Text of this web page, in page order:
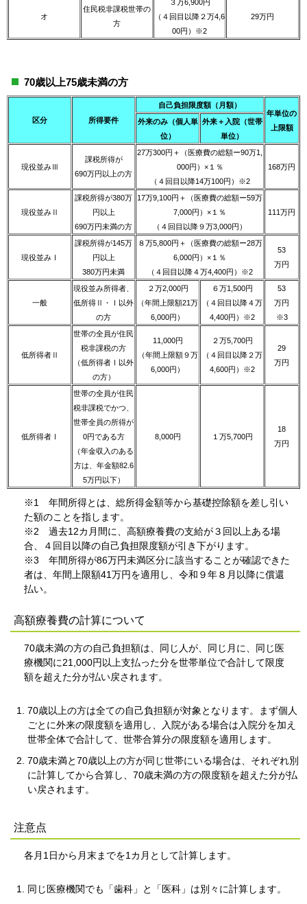
オ
住民税非課税世帯の
方
３万6,900円
（４回目以降２万4,6
00円）※2
29万円
70歳以上75歳未満の方
区分 所得要件
自己負担限度額（月額）
年単位の
上限額
外来のみ（個人単
位）
外来＋入院（世帯
単位）
現役並みⅢ
課税所得が
690万円以上の方
27万300円＋（医療費の総額ー90万1,
000円）×１％
（４回目以降14万100円）※2
168万円
現役並みⅡ
課税所得が380万
円以上
690万円未満の方
17万9,100円＋（医療費の総額ー59万
7,000円）×１％
（４回目以降９万3,000円）
111万円
現役並みⅠ
課税所得が145万
円以上
380万円未満
８万5,800円＋（医療費の総額ー28万
6,000円）×１％
（４回目以降４万4,400円）※2
53
万円
一般
現役並み所得者、
低所得Ⅱ・Ⅰ以外
の方
２万2,000円
（年間上限額21万
6,000円）
６万1,500円
（４回目以降４万
4,400円）※2
53
万円
※3
低所得者Ⅱ
世帯の全員が住民
税非課税の方
（低所得者Ⅰ以外
の方）
11,000円
（年間上限額９万
6,000円）
２万5,700円
（４回目以降２万
4,600円）※2
29
万円
低所得者Ⅰ
世帯の全員が住民
税非課税でかつ、
世帯全員の所得が
0円である方
（年金収入のある
方は、年金額82.6
5万円以下）
8,000円 １万5,700円
18
万円
※1 年間所得とは、総所得金額等から基礎控除額を差し引い
た額のことを指します。
※2 過去12カ月間に、高額療養費の支給が３回以上ある場
合、４回目以降の自己負担限度額が引き下がります。
※3 年間所得が86万円未満区分に該当することが確認できた
者は、年間上限額41万円を適用し、令和９年８月以降に償還
払い。
高額療養費の計算について
70歳未満の方の自己負担額は、同じ人が、同じ月に、同じ医
療機関に21,000円以上支払った分を世帯単位で合計して限度
額を超えた分が払い戻されます。
70歳以上の方は全ての自己負担額が対象となります。まず個人
ごとに外来の限度額を適用し、入院がある場合は入院分を加え
世帯全体で合計して、世帯合算分の限度額を適用します。
70歳未満と70歳以上の方が同じ世帯にいる場合は、それぞれ別
に計算してから合算し、70歳未満の方の限度額を超えた分が払
い戻されます。
注意点
各月1日から月末までを1カ月として計算します。
同じ医療機関でも「歯科」と「医科」は別々に計算します。